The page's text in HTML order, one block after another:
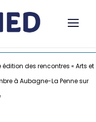
des rencontres « Arts et
à Aubagne-La Penne sur